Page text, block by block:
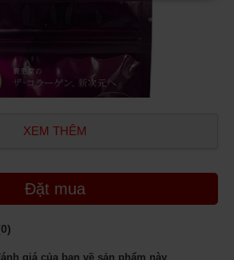
XEM THÊM
Đặt mua
0)
giá của bạn về sản phẩm này